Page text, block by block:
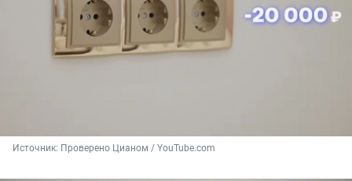
Источник: Проверено Цианом / YouTube.com